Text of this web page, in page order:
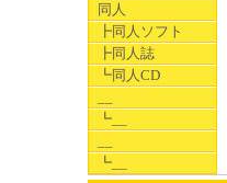
同人
┣同人ソフト
┣同人誌
┗同人CD
┗__
┗__